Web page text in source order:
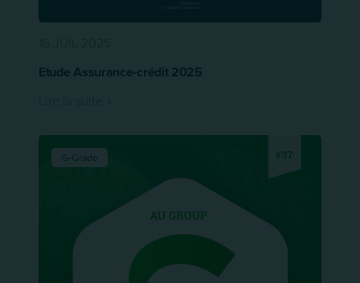
Etude Assurance-crédit 2025
G-Grade